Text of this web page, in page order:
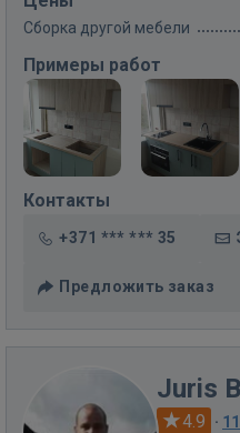
Сборка другой мебели
Примеры работ
Контакты
+371 *** *** 35
Предложить заказ
Juris
4.9 ·